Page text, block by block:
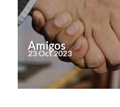
Amigos
23 Oct 2023